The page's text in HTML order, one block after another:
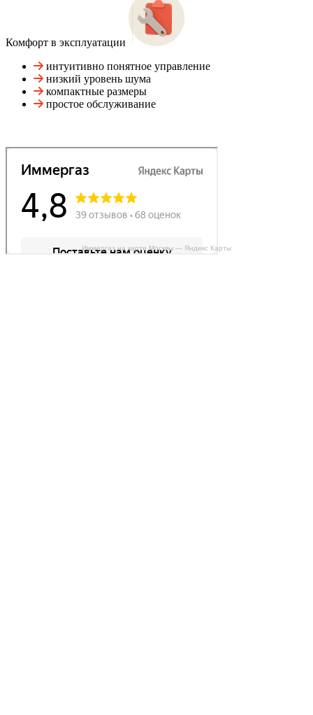
Комфорт в эксплуатации
интуитивно понятное управление
низкий уровень шума
компактные размеры
простое обслуживание
Иммергаз на карте Москвы — Яндекс Карты